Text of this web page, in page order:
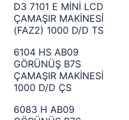
D3 7101 E MİNİ LCD
ÇAMAŞIR MAKİNESİ
(FAZ2) 1000 D/D TS
6104 HS AB09
GÖRÜNÜŞ B7S
ÇAMAŞIR MAKİNESİ
1000 D/D ÇS
6083 H AB09